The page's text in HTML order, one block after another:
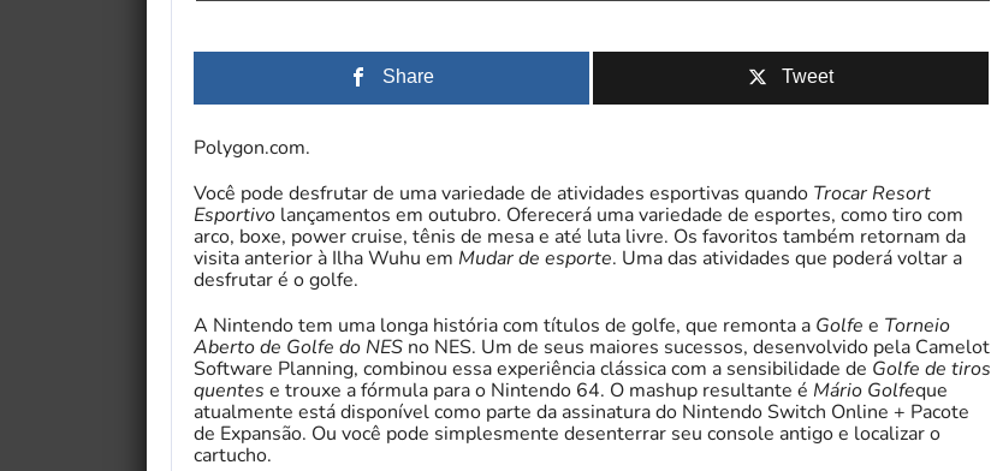
Share Tweet
Polygon.com.
Você pode desfrutar de uma variedade de atividades esportivas quando Trocar Resort
Esportivo lançamentos em outubro. Oferecerá uma variedade de esportes, como tiro com
arco, boxe, power cruise, tênis de mesa e até luta livre. Os favoritos também retornam da
visita anterior à Ilha Wuhu em Mudar de esporte. Uma das atividades que poderá voltar a
desfrutar é o golfe.
A Nintendo tem uma longa história com títulos de golfe, que remonta a Golfe e Torneio
Aberto de Golfe do NES no NES. Um de seus maiores sucessos, desenvolvido pela Camelot
Software Planning, combinou essa experiência clássica com a sensibilidade de Golfe de tiros
quentes e trouxe a fórmula para o Nintendo 64. O mashup resultante é Mário Golfeque
atualmente está disponível como parte da assinatura do Nintendo Switch Online + Pacote
de Expansão. Ou você pode simplesmente desenterrar seu console antigo e localizar o
cartucho.